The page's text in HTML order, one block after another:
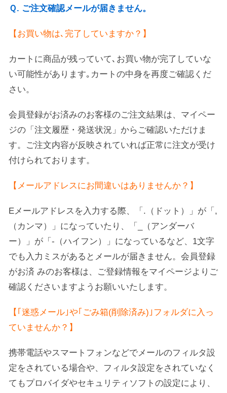
Ｑ. ご注文確認メールが届きません。
【お買い物は､完了していますか？】
カートに商品が残っていて､お買い物が完了していな
い可能性があります｡カートの中身を再度ご確認くだ
さい。
会員登録がお済みのお客様のご注文結果は、マイペー
ジの「注文履歴・発送状況」からご確認いただけま
す。ご注文内容が反映されていれば正常に注文が受け
付けられております。
【メールアドレスにお間違いはありませんか？】
Eメールアドレスを入力する際、「.（ドット）」が「,
（カンマ）」になっていたり、「_（アンダーバ
ー）」が「-（ハイフン）」になっているなど、1文字
でも入力ミスがあるとメールが届きません。会員登録
がお済 みのお客様は、ご登録情報をマイページよりご
確認くださいますようお願いいたします。
【｢迷惑メール｣や｢ごみ箱(削除済み)｣フォルダに入っ
ていませんか？】
携帯電話やスマートフォンなどでメールのフィルタ設
定をされている場合や、フィルタ設定をされていなく
てもプロバイダやセキュリティソフトの設定により、